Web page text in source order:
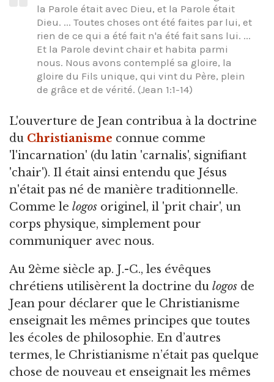
la Parole était avec Dieu, et la Parole était
Dieu. ... Toutes choses ont été faites par lui, et
rien de ce qui a été fait n'a été fait sans lui. ...
Et la Parole devint chair et habita parmi
nous. Nous avons contemplé sa gloire, la
gloire du Fils unique, qui vint du Père, plein
de grâce et de vérité. (Jean 1:1-14)
L'ouverture de Jean contribua à la doctrine
du Christianisme connue comme
'l'incarnation' (du latin 'carnalis', signifiant
'chair'). Il était ainsi entendu que Jésus
n'était pas né de manière traditionnelle.
Comme le logos originel, il 'prit chair', un
corps physique, simplement pour
communiquer avec nous.
Au 2ème siècle ap. J.-C., les évêques
chrétiens utilisèrent la doctrine du logos de
Jean pour déclarer que le Christianisme
enseignait les mêmes principes que toutes
les écoles de philosophie. En d’autres
termes, le Christianisme n’était pas quelque
chose de nouveau et enseignait les mêmes